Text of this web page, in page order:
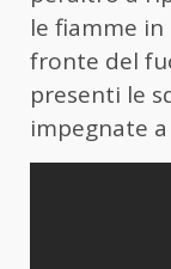
le fiamme
fronte del
presenti le
impegnate